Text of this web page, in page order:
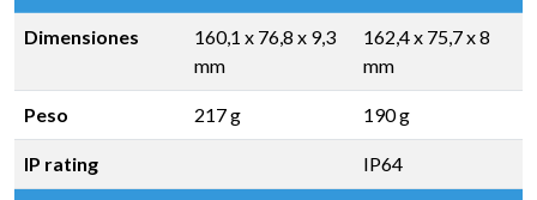
Dimensiones
160,1 x 76,8 x 9,3
mm
162,4 x 75,7 x 8
mm
Peso 217 g 190 g
IP rating IP64